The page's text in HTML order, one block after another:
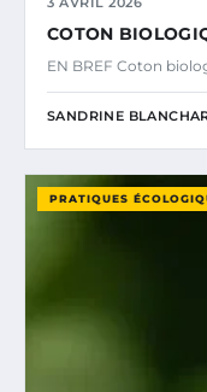
COTON
EN BREF Coton
SANDRINE
PRATIQUES